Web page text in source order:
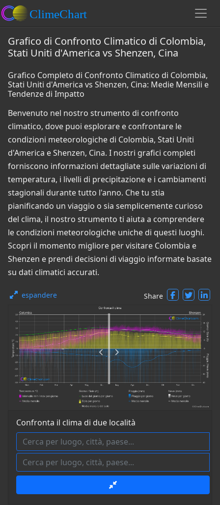
Grafico di Confronto Climatico di Colombia,
Stati Uniti d'America vs Shenzen, Cina
Grafico Completo di Confronto Climatico di Colombia,
Stati Uniti d'America vs Shenzen, Cina: Medie Mensili e
Tendenze di Impatto
Benvenuto nel nostro strumento di confronto
climatico, dove puoi esplorare e confrontare le
condizioni meteorologiche di Colombia, Stati Uniti
d'America e Shenzen, Cina. I nostri grafici completi
forniscono informazioni dettagliate sulle variazioni di
temperatura, i livelli di precipitazione e i cambiamenti
stagionali durante tutto l'anno. Che tu stia
pianificando un viaggio o sia semplicemente curioso
del clima, il nostro strumento ti aiuta a comprendere
le condizioni meteorologiche uniche di questi luoghi.
Scopri il momento migliore per visitare Colombia e
Shenzen e prendi decisioni di viaggio informate basate
su dati climatici accurati.
espandere Share
Confronta il clima di due località